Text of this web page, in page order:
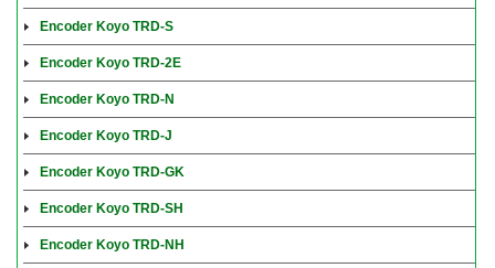
Encoder Koyo TRD-S
Encoder Koyo TRD-2E
Encoder Koyo TRD-N
Encoder Koyo TRD-J
Encoder Koyo TRD-GK
Encoder Koyo TRD-SH
Encoder Koyo TRD-NH